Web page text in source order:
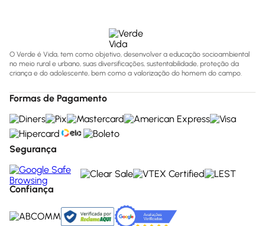
O Verde é Vida, tem como objetivo, desenvolver a educação socioambiental
no meio rural e urbano, suas diversificações, sustentabilidade, proteção da
criança e do adolescente, bem como a valorização do homem do campo.
Formas de Pagamento
Segurança
Confiança